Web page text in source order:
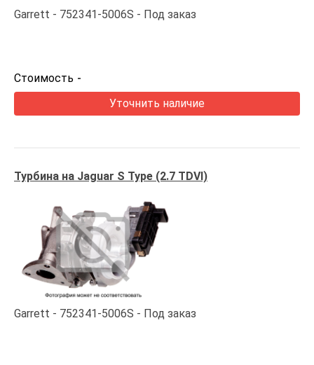
Garrett 752341-5006S Под заказ
Стоимость -
Уточнить наличие
Турбина на Jaguar S Type (2.7 TDVI)
Garrett 752341-5006S Под заказ